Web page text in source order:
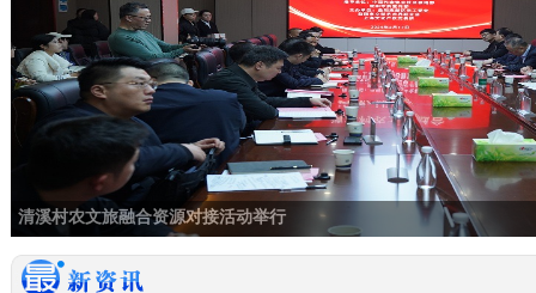
清溪村农文旅融合资源对接活动举行